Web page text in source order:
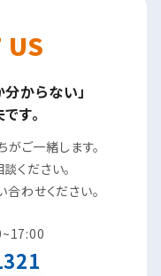
US
からない」
す。
ご一緒します。
ください。
わせください。